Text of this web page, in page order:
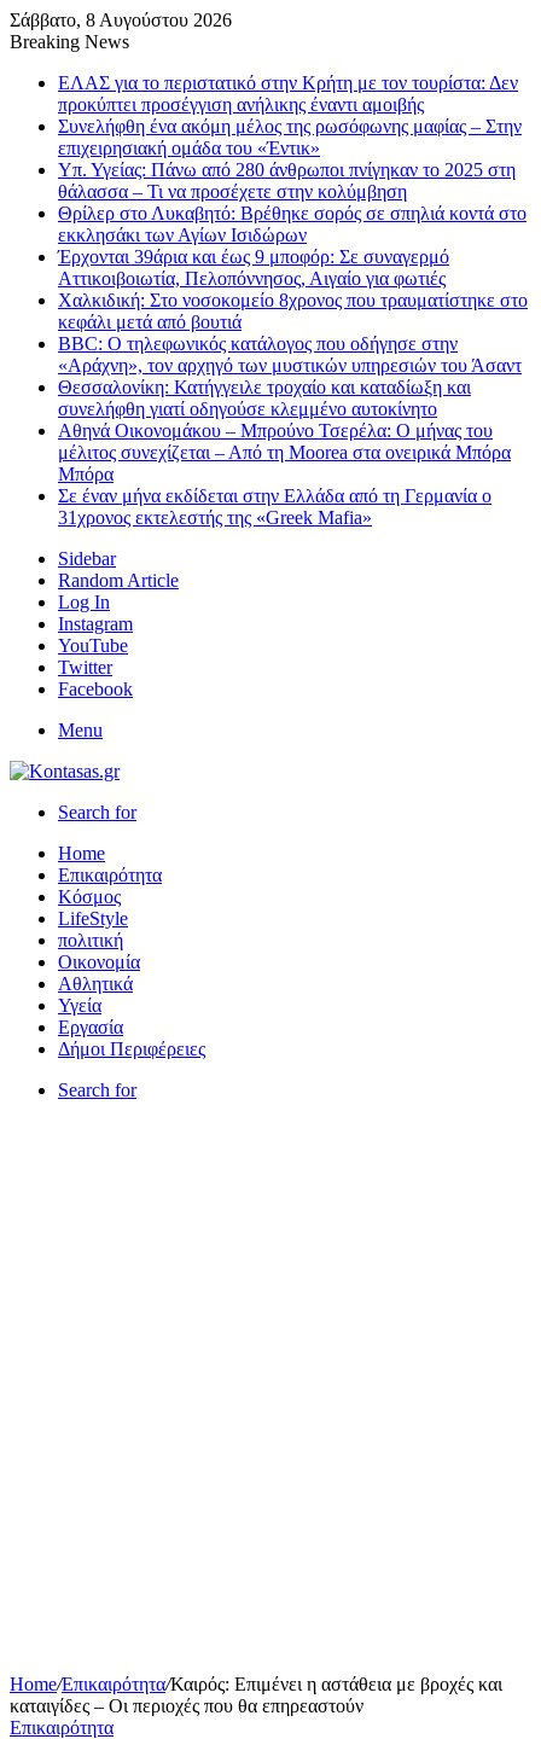
Σάββατο, 8 Αυγούστου 2026
Breaking News
ΕΛΑΣ για το περιστατικό στην Κρήτη με τον τουρίστα: Δεν
προκύπτει προσέγγιση ανήλικης έναντι αμοιβής
Συνελήφθη ένα ακόμη μέλος της ρωσόφωνης μαφίας – Στην
επιχειρησιακή ομάδα του «Έντικ»
Υπ. Υγείας: Πάνω από 280 άνθρωποι πνίγηκαν το 2025 στη
θάλασσα – Τι να προσέχετε στην κολύμβηση
Θρίλερ στο Λυκαβητό: Βρέθηκε σορός σε σπηλιά κοντά στο
εκκλησάκι των Αγίων Ισιδώρων
Έρχονται 39άρια και έως 9 μποφόρ: Σε συναγερμό
Αττικοιβοιωτία, Πελοπόννησος, Αιγαίο για φωτιές
Χαλκιδική: Στο νοσοκομείο 8χρονος που τραυματίστηκε στο
κεφάλι μετά από βουτιά
BBC: Ο τηλεφωνικός κατάλογος που οδήγησε στην
«Αράχνη», τον αρχηγό των μυστικών υπηρεσιών του Άσαντ
Θεσσαλονίκη: Κατήγγειλε τροχαίο και καταδίωξη και
συνελήφθη γιατί οδηγούσε κλεμμένο αυτοκίνητο
Αθηνά Οικονομάκου – Μπρούνο Τσερέλα: Ο μήνας του
μέλιτος συνεχίζεται – Από τη Moorea στα ονειρικά Μπόρα
Μπόρα
Σε έναν μήνα εκδίδεται στην Ελλάδα από τη Γερμανία ο
31χρονος εκτελεστής της «Greek Mafia»
Sidebar
Random Article
Log In
Instagram
YouTube
Twitter
Facebook
Menu
Search for
Home
Επικαιρότητα
Κόσμος
LifeStyle
πολιτική
Οικονομία
Αθλητικά
Υγεία
Εργασία
Δήμοι Περιφέρειες
Search for
Home/Επικαιρότητα/Καιρός: Επιμένει η αστάθεια με βροχές και
καταιγίδες – Οι περιοχές που θα επηρεαστούν
Επικαιρότητα